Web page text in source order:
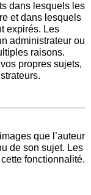
dans lesquels les
et dans lesquels
expirés. Les
administrateur ou
raisons.
propres sujets,
que l’auteur
de son sujet. Les
fonctionnalité.